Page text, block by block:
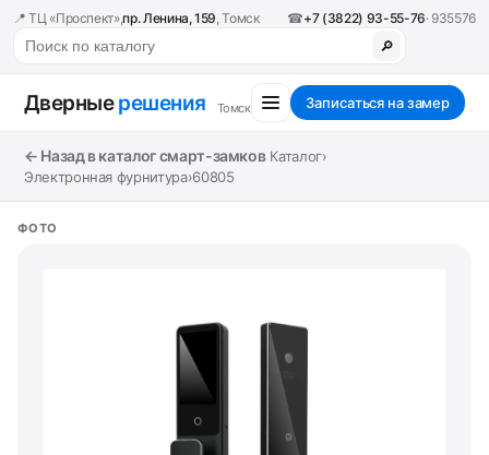
📍 ТЦ «Проспект»,пр. Ленина, 159, Томск ☎+7 (3822) 93-55-76· 935576
🔎
Дверныерешения Томск Записаться на замер
← Назад в каталог смарт-замков Каталог›
Электронная фурнитура›60805
ФОТО